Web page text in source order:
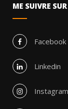
ME SUIVRE
Facebook
Linkedin
Instagram